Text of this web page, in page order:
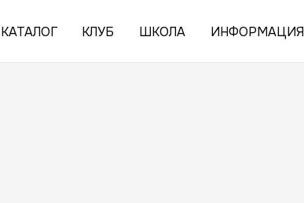
КАТАЛОГ КЛУБ ШКОЛА ИНФОРМАЦИЯ